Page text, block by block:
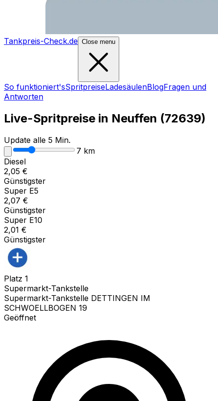
Tankpreis-Check.de Close menu
So funktioniert'sSpritpreiseLadesäulenBlogFragen und
Antworten
Live-Spritpreise in Neuffen (72639)
Update alle 5 Min.
7 km
Diesel
2,05 €
Günstigster
Super E5
2,07 €
Günstigster
Super E10
2,01 €
Günstigster
Platz 1
Supermarkt-Tankstelle
Supermarkt-Tankstelle DETTINGEN IM
SCHWOELLBOGEN 19
Geöffnet